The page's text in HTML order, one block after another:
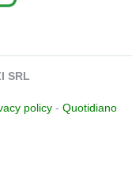
SRL
policy - Quotidiano